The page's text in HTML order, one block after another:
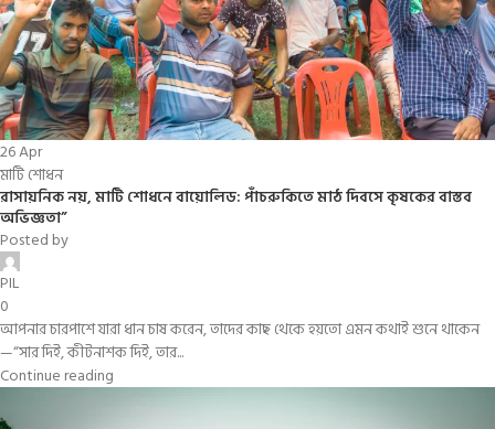
26Apr
মাটি শোধন
রাসায়নিক নয়, মাটি শোধনে বায়োলিড: পাঁচরুকিতে মাঠ দিবসে কৃষকের বাস্তব
অভিজ্ঞতা”
Posted by
PIL
0
আপনার চারপাশে যারা ধান চাষ করেন, তাদের কাছ থেকে হয়তো এমন কথাই শুনে থাকেন
—“সার দিই, কীটনাশক দিই, তার...
Continue reading